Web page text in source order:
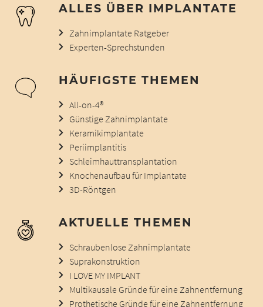
ALLES ÜBER IMPLANTATE
Zahnimplantate Ratgeber
Experten-Sprechstunden
HÄUFIGSTE THEMEN
All-on-4®
Günstige Zahnimplantate
Keramikimplantate
Periimplantitis
Schleimhauttransplantation
Knochenaufbau für Implantate
3D-Röntgen
AKTUELLE THEMEN
Schraubenlose Zahnimplantate
Suprakonstruktion
I LOVE MY IMPLANT
Multikausale Gründe für eine Zahnentfernung
Prothetische Gründe für eine Zahnentfernung